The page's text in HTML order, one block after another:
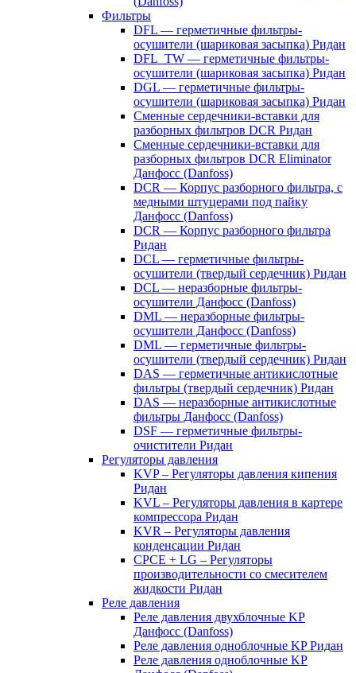
Фильтры
DFL — герметичные фильтры-
осушители (шариковая засыпка) Ридан
DFL_TW — герметичные фильтры-
осушители (шариковая засыпка) Ридан
DGL — герметичные фильтры-
осушители (шариковая засыпка) Ридан
Сменные сердечники-вставки для
разборных фильтров DCR Ридан
Сменные сердечники-вставки для
разборных фильтров DCR Eliminator
Данфосс (Danfoss)
DCR — Корпус разборного фильтра, с
медными штуцерами под пайку
Данфосс (Danfoss)
DCR — Корпус разборного фильтра
Ридан
DCL — герметичные фильтры-
осушители (твердый сердечник) Ридан
DCL — неразборные фильтры-
осушители Данфосс (Danfoss)
DML — неразборные фильтры-
осушители Данфосс (Danfoss)
DML — герметичные фильтры-
осушители (твердый сердечник) Ридан
DAS — герметичные антикислотные
фильтры (твердый сердечник) Ридан
DAS — неразборные антикислотные
фильтры Данфосс (Danfoss)
DSF — герметичные фильтры-
очистители Ридан
Регуляторы давления
KVP – Регуляторы давления кипения
Ридан
KVL – Регуляторы давления в картере
компрессора Ридан
KVR – Регуляторы давления
конденсации Ридан
CPCE + LG – Регуляторы
производительности со смесителем
жидкости Ридан
Реле давления
Реле давления двухблочные KP
Данфосс (Danfoss)
Реле давления одноблочные KP Ридан
Реле давления одноблочные KP